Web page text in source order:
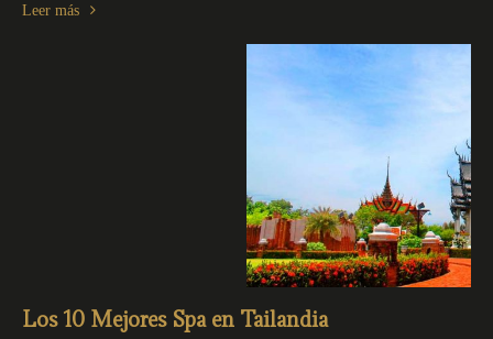
Leer más
Los 10 Mejores Spa en Tailandia